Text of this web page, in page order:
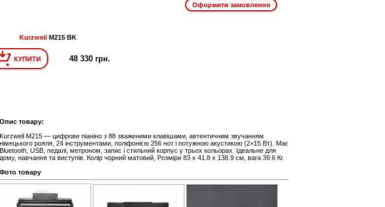
KurzweilM215 BK
КУПИТИ 48 330 грн.
Опис товару:
Kurzweil M215 — цифрове піаніно з 88 зваженими клавішами, автентичним звучанням
німецького рояля, 24 інструментами, поліфонією 256 нот і потужною акустикою (2×15 Вт). Має
Bluetooth, USB, педалі, метроном, запис і стильний корпус у трьох кольорах. Ідеальне для
дому, навчання та виступів. Колір чорний матовий, Розміри 83 х 41.8 х 138.9 см, вага 39.6 Кг.
Фото товару